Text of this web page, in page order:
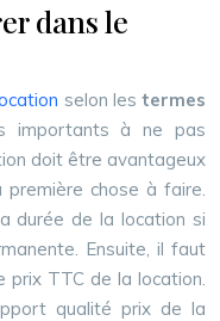
dans le
selon les termes
importants à ne pas
doit être avantageux
chose à faire.
durée de la location si
Ensuite, il faut
TTC de la location.
qualité prix de la